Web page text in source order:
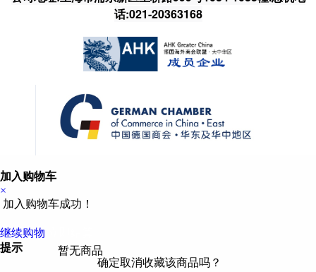
话:021-20363168
加入购物车
×
加入购物车成功！
继续购物
提示
确定取消收藏该商品吗？
暂无商品